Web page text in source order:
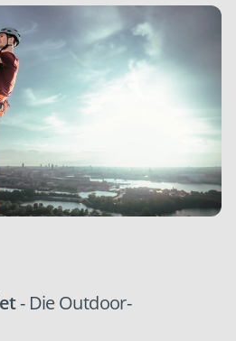
- Die Outdoor-